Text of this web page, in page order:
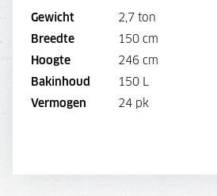
Gewicht
2,7 ton
Breedte
150 cm
Hoogte
246 cm
Bakinhoud
150 L
Vermogen
24 pk